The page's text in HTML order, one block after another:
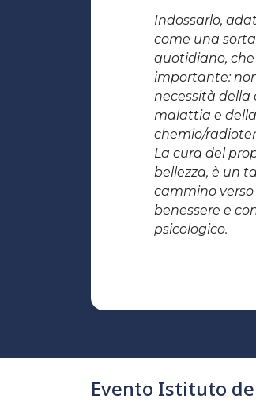
Indossarlo,
come una
quotidiano,
importante:
necessità della
malattia e della
chemio/
La cura del
bellezza, è un
cammino
benessere e
psicologico.
Evento Istituto